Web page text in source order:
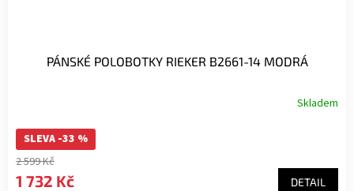
PÁNSKÉ POLOBOTKY RIEKER B2661-14 MODRÁ
Skladem
SLEVA -33 %
2 599 Kč
1 732 Kč DETAIL